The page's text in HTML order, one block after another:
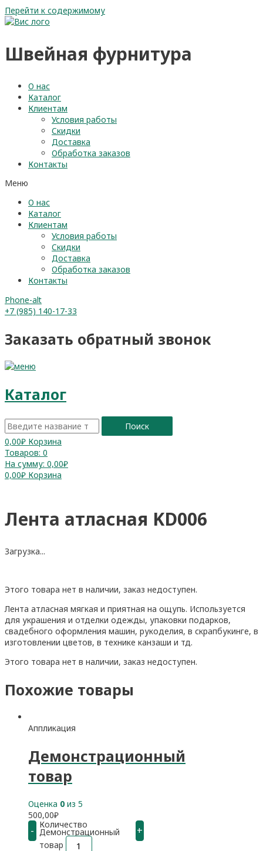
Перейти к содержимому
Швейная фурнитура
О нас
Каталог
Клиентам
Условия работы
Скидки
Доставка
Обработка заказов
Контакты
Меню
О нас
Каталог
Клиентам
Условия работы
Скидки
Доставка
Обработка заказов
Контакты
Phone-alt
+7 (985) 140-17-33
Заказать обратный звонок
Каталог
Поиск
0,00₽ Корзина
Товаров: 0
На сумму: 0,00₽
0,00₽ Корзина
Лента атласная KD006
Загрузка...
Этого товара нет в наличии, заказ недоступен.
Лента атласная мягкая и приятная на ощупь. Используется
для украшения и отделки одежды, упаковки подарков,
свадебного оформления машин, рукоделия, в скрапбукинге, в
изготовлении цветов, в технике канзаши и тд.
Этого товара нет в наличии, заказ недоступен.
Похожие товары
Аппликация
Демонстрационный
товар
Оценка 0 из 5
500,00₽
- Количество
Демонстрационный
товар
+